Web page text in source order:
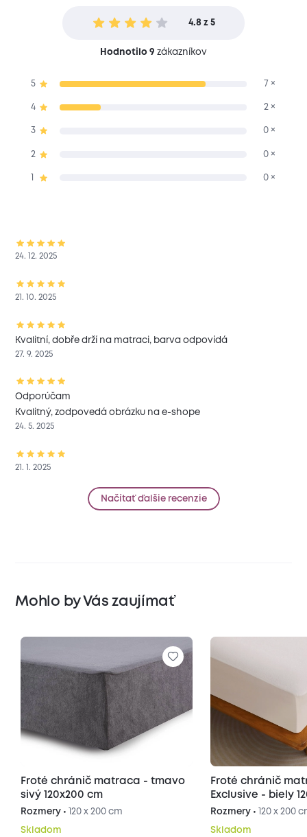
4.8 z 5
Hodnotilo 9 zákazníkov
5 7 ×
4 2 ×
3 0 ×
2 0 ×
0 ×
24. 12. 2025
21. 10. 2025
Kvalitní, dobře drží na matraci, barva odpovídá
27. 9. 2025
Odporúčam
Kvalitný, zodpovedá obrázku na e-shope
24. 5. 2025
21. 1. 2025
Načítať ďalšie recenzie
Mohlo by Vás zaujímať
Froté chránič matraca - tmavo
sivý 120x200 cm
Rozmery • 120 x 200 cm
Skladom
Froté chránič
Exclusive - biely
Rozmery • 120 x 200
Skladom